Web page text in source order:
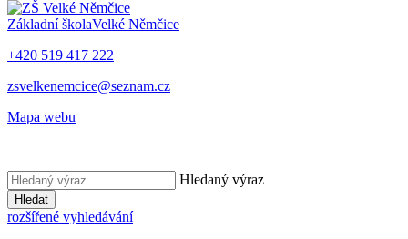
Základní školaVelké Němčice
+420 519 417 222
zsvelkenemcice@seznam.cz
Mapa webu
Hledaný výraz
Hledat
rozšířené vyhledávání